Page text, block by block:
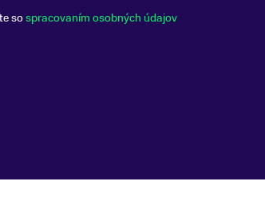
sospracovaním osobných údajov